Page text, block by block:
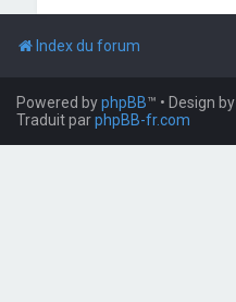
Index du forum
Powered byphpBB™ • Design by
Traduit parphpBB-fr.com